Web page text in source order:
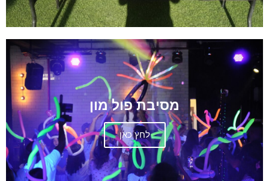
מסיבת פול מון
לחץ כאן